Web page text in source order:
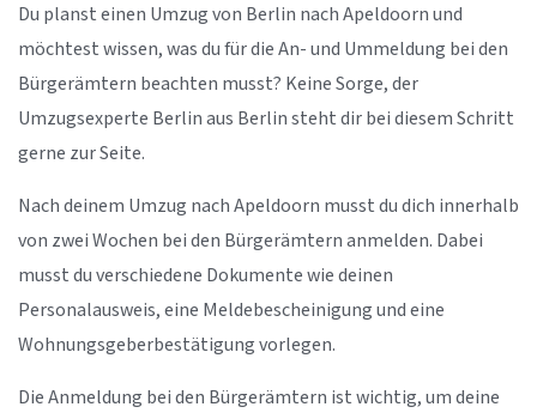
Du planst einen Umzug von Berlin nach Apeldoorn und
möchtest wissen, was du für die An- und Ummeldung bei den
Bürgerämtern beachten musst? Keine Sorge, der
Umzugsexperte Berlin aus Berlin steht dir bei diesem Schritt
gerne zur Seite.
Nach deinem Umzug nach Apeldoorn musst du dich innerhalb
von zwei Wochen bei den Bürgerämtern anmelden. Dabei
musst du verschiedene Dokumente wie deinen
Personalausweis, eine Meldebescheinigung und eine
Wohnungsgeberbestätigung vorlegen.
Die Anmeldung bei den Bürgerämtern ist wichtig, um deine